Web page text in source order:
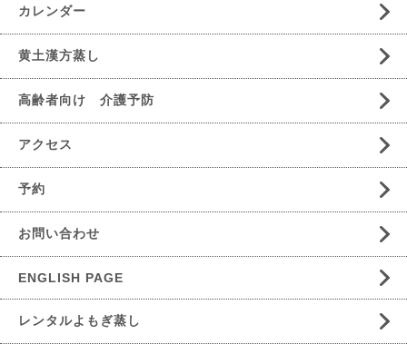
カレンダー
黄土漢方蒸し
高齢者向け 介護予防
アクセス
予約
お問い合わせ
ENGLISH PAGE
レンタルよもぎ蒸し